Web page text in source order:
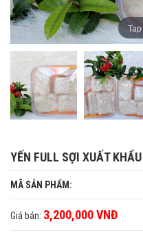
YẾN FULL SỢI XUẤT
MÃ SẢN PHẨM:
Giá bán: 3,200,000 VNĐ